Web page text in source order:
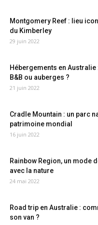
Montgomery Reef : lieu
du Kimberley
29 juin 2022
Hébergements en Australie
B&B ou auberges ?
21 juin 2022
Cradle Mountain : un parc
patrimoine mondial
16 juin 2022
Rainbow Region, un mode
avec la nature
24 mai 2022
Road trip en Australie :
son van ?